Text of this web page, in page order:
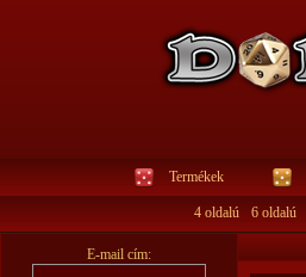
Termékek
4 oldalú 6 oldalú
E-mail cím: